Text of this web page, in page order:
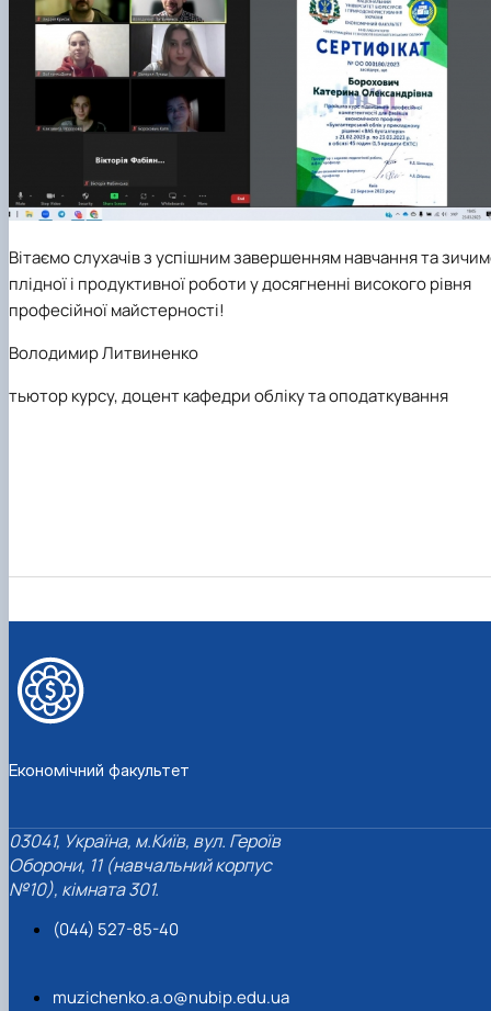
Вітаємо слухачів з успішним завершенням навчання та
плідної і продуктивної роботи у досягненні високого рівня
професійної майстерності!
Володимир Литвиненко
тьютор курсу, доцент кафедри обліку та оподаткування
Економічний факультет
03041, Україна, м.Київ, вул. Героїв
Оборони, 11 (навчальний корпус
№10), кімната 301.
(044) 527-85-40
muzichenko.a.o@nubip.edu.ua